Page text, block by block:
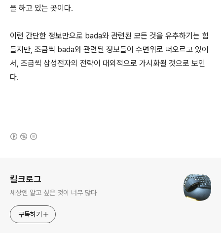
을 하고 있는 곳이다.
이런 간단한 정보만으로 bada와 관련된 모든 것을 유추하기는 힘
들지만, 조금씩 bada와 관련된 정보들이 수면위로 떠오르고 있어
서, 조금씩 삼성전자의 전략이 대외적으로 가시화될 것으로 보인
다.
킬크로그
세상엔 알고 싶은 것이 너무 많다
구독하기